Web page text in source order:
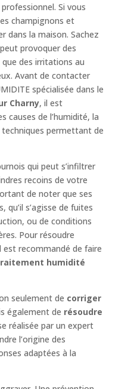
Si vous
champignons et
dans la maison. Sachez
provoquer des
des irritations au
Avant de contacter
spécialisée dans le
Charny, il est
causes de l’humidité, la
permettant de
qui peut s’infiltrer
recoins de votre
de noter que ses
qu’il s’agisse de fuites
ou de conditions
Pour résoudre
recommandé de faire
humidité
seulement de corriger
également de résoudre
réalisée par un expert
l’origine des
adaptées à la